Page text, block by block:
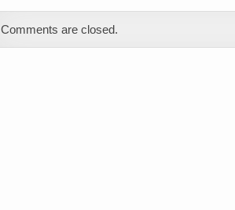
Comments are closed.